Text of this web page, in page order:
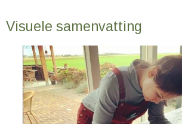
Visuele samenvatting